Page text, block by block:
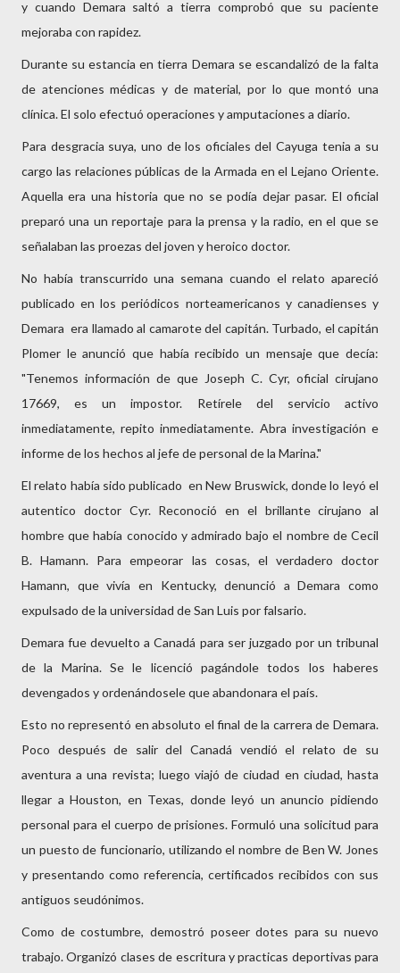
y cuando Demara saltó a tierra comprobó que su paciente
mejoraba con rapidez.
Durante su estancia en tierra Demara se escandalizó de la falta
de atenciones médicas y de material, por lo que montó una
clínica. El solo efectuó operaciones y amputaciones a diario.
Para desgracia suya, uno de los oficiales del Cayuga tenia a su
cargo las relaciones públicas de la Armada en el Lejano Oriente.
Aquella era una historia que no se podía dejar pasar. El oficial
preparó una un reportaje para la prensa y la radio, en el que se
señalaban las proezas del joven y heroico doctor.
No había transcurrido una semana cuando el relato apareció
publicado en los periódicos norteamericanos y canadienses y
Demara era llamado al camarote del capitán. Turbado, el capitán
Plomer le anunció que había recibido un mensaje que decía:
"Tenemos información de que Joseph C. Cyr, oficial cirujano
17669, es un impostor. Retírele del servicio activo
inmediatamente, repito inmediatamente. Abra investigación e
informe de los hechos al jefe de personal de la Marina."
El relato había sido publicado en New Bruswick, donde lo leyó el
autentico doctor Cyr. Reconoció en el brillante cirujano al
hombre que había conocido y admirado bajo el nombre de Cecil
B. Hamann. Para empeorar las cosas, el verdadero doctor
Hamann, que vivía en Kentucky, denunció a Demara como
expulsado de la universidad de San Luis por falsario.
Demara fue devuelto a Canadá para ser juzgado por un tribunal
de la Marina. Se le licenció pagándole todos los haberes
devengados y ordenándosele que abandonara el país.
Esto no representó en absoluto el final de la carrera de Demara.
Poco después de salir del Canadá vendió el relato de su
aventura a una revista; luego viajó de ciudad en ciudad, hasta
llegar a Houston, en Texas, donde leyó un anuncio pidiendo
personal para el cuerpo de prisiones. Formuló una solicitud para
un puesto de funcionario, utilizando el nombre de Ben W. Jones
y presentando como referencia, certificados recibidos con sus
antiguos seudónimos.
Como de costumbre, demostró poseer dotes para su nuevo
trabajo. Organizó clases de escritura y practicas deportivas para